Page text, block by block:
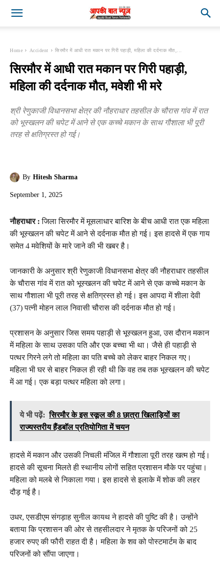
Home Accident सिरमौर में आधी रात मकान पर गिरी पहाड़ी, महिला की दर्दनाक मौत,...
सिरमौर में आधी रात मकान पर गिरी पहाड़ी,
महिला की दर्दनाक मौत, मवेशी भी मरे
श्री रेणुकाजी विधानसभा क्षेत्र की नौहराधार तहसील के चौरास गांव में रात
को भूस्खलन की चपेट में आने से एक कच्चे मकान के साथ गौशाला भी पूरी
तरह से क्षतिग्रस्त हो गई।
By Hitesh Sharma
September 1, 2025
नौहराधार : जिला सिरमौर में मूसलाधार बारिश के बीच आधी रात एक महिला
की भूस्खलन की चपेट में आने से दर्दनाक मौत हो गई। इस हादसे में एक गाय
समेत 4 मवेशियों के मारे जाने की भी खबर है।
जानकारी के अनुसार श्री रेणुकाजी विधानसभा क्षेत्र की नौहराधार तहसील
के चौरास गांव में रात को भूस्खलन की चपेट में आने से एक कच्चे मकान के
साथ गौशाला भी पूरी तरह से क्षतिग्रस्त हो गई। इस आपदा में शीला देवी
(37) पत्नी मोहन लाल निवासी चौरास की दर्दनाक मौत हो गई।
प्रशासन के अनुसार जिस समय पहाड़ी से भूस्खलन हुआ, उस दौरान मकान
में महिला के साथ उसका पति और एक बच्चा भी था। जैसे ही पहाड़ी से
पत्थर गिरने लगे तो महिला का पति बच्चे को लेकर बाहर निकल गए।
महिला भी घर से बाहर निकल ही रही थी कि वह तब तक भूस्खलन की चपेट
में आ गई। एक बड़ा पत्थर महिला को लगा।
ये भी पढ़ें: सिरमौर के इस स्कूल की 8 छात्रा खिलाड़ियों का
राज्यस्तरीय हैंडबॉल प्रतियोगिता में चयन
हादसे में मकान और उसकी निचली मंजिल में गौशाला पूरी तरह खत्म हो गई।
हादसे की सूचना मिलते ही स्थानीय लोगों सहित प्रशासन मौके पर पहुंचा।
महिला को मलबे से निकाला गया। इस हादसे से इलाके में शोक की लहर
दौड़ गई है।
उधर, एसडीएम संगड़ाह सुनील कायथ ने हादसे की पुष्टि की है। उन्होंने
बताया कि प्रशासन की ओर से तहसीलदार ने मृतक के परिजनों को 25
हजार रुपए की फौरी राहत दी है। महिला के शव को पोस्टमार्टम के बाद
परिजनों को सौंपा जाएगा।